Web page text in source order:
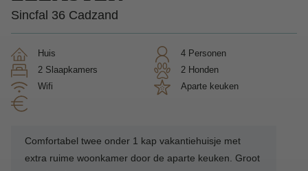
Sincfal 36 Cadzand
Huis
4 Personen
2 Slaapkamers
2 Honden
Wifi
aparte keuken
Comfortabel twee onder 1 kap vakantiehuisje met
extra ruime woonkamer door de aparte keuken. Groot